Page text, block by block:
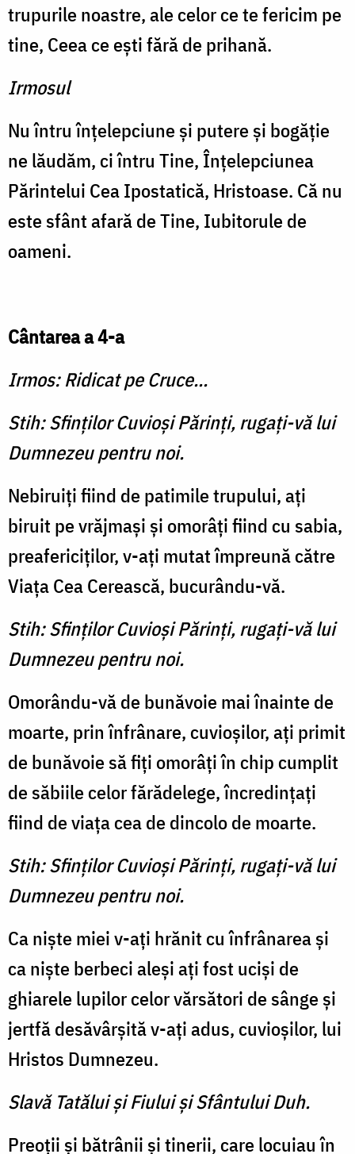
trupurile noastre, ale celor ce te fericim pe
tine, Ceea ce eşti fără de prihană.
Irmosul
Nu întru înţelepciune şi putere şi bogăţie
ne lăudăm, ci întru Tine, Înţelepciunea
Părintelui Cea Ipostatică, Hristoase. Că nu
este sfânt afară de Tine, Iubitorule de
oameni.
Cântarea a 4-a
Irmos: Ridicat pe Cruce...
Stih: Sfinţilor Cuvioşi Părinţi, rugaţi-vă lui
Dumnezeu pentru noi.
Nebiruiţi fiind de patimile trupului, aţi
biruit pe vrăjmaşi şi omorâţi fiind cu sabia,
preafericiţilor, v-aţi mutat împreună către
Viaţa Cea Cerească, bucurându-vă.
Stih: Sfinţilor Cuvioşi Părinţi, rugaţi-vă lui
Dumnezeu pentru noi.
Omorându-vă de bunăvoie mai înainte de
moarte, prin înfrânare, cuvioşilor, aţi primit
de bunăvoie să fiţi omorâţi în chip cumplit
de săbiile celor fărădelege, încredinţaţi
fiind de viaţa cea de dincolo de moarte.
Stih: Sfinţilor Cuvioşi Părinţi, rugaţi-vă lui
Dumnezeu pentru noi.
Ca nişte miei v-aţi hrănit cu înfrânarea şi
ca nişte berbeci aleşi aţi fost ucişi de
ghiarele lupilor celor vărsători de sânge şi
jertfă desăvârşită v-aţi adus, cuvioşilor, lui
Hristos Dumnezeu.
Slavă Tatălui şi Fiului şi Sfântului Duh.
Preoţii şi bătrânii şi tinerii, care locuiau în